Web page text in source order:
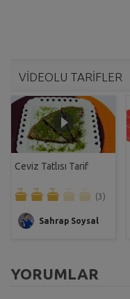
VİDEOLU TARİFLER
Ceviz Tatlısı Tarif
(3)
Sahrap Soysal
YORUMLAR